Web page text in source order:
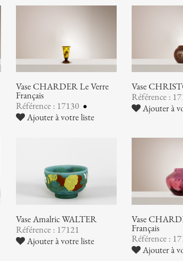
Vase CHARDER Le Verre
Français
Référence : 17130
Ajouter à votre liste
Vase
Référence :
Ajouter à
Vase Amalric WALTER
Référence : 17121
Ajouter à votre liste
Vase
Français
Référence :
Ajouter à